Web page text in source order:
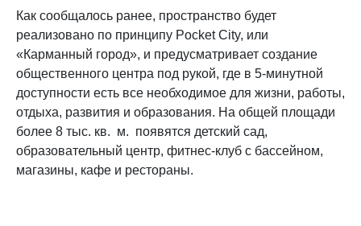
Как сообщалось ранее, пространство будет
реализовано по принципу Pocket City, или
«Карманный город», и предусматривает создание
общественного центра под рукой, где в 5-минутной
доступности есть все необходимое для жизни, работы,
отдыха, развития и образования. На общей площади
более 8 тыс. кв. м. появятся детский сад,
образовательный центр, фитнес-клуб с бассейном,
магазины, кафе и рестораны.